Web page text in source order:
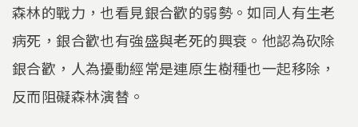
森林的戰力，也看見銀合歡的弱勢。如同人有生老
病死，銀合歡也有強盛與老死的興衰。他認為砍除
銀合歡，人為擾動經常是連原生樹種也一起移除，
反而阻礙森林演替。